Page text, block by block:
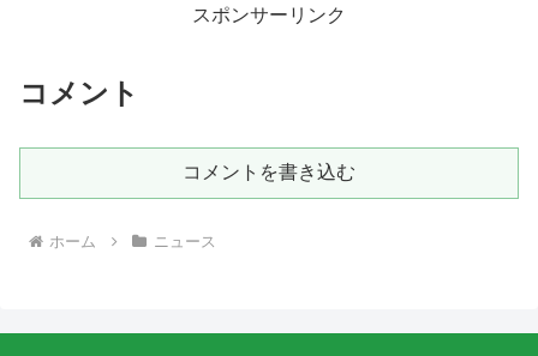
スポンサーリンク
コメント
コメントを書き込む
ホーム ニュース